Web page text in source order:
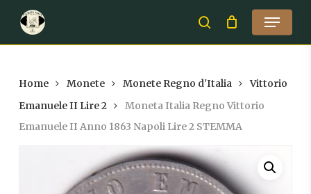
main
search
Menu
Home Monete Monete Regno d'Italia
Vittorio
Emanuele II Lire 2
Moneta Italia Regno Vittorio
Emanuele II Anno 1863 Napoli Lire 2 STEMMA
Close